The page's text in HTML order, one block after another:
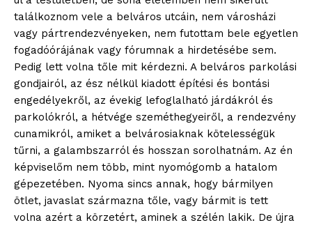
találkoznom vele a belváros utcáin, nem városházi
vagy pártrendezvényeken, nem futottam bele egyetlen
fogadóórájának vagy fórumnak a hirdetésébe sem.
Pedig lett volna tőle mit kérdezni. A belváros parkolási
gondjairól, az ész nélkül kiadott építési és bontási
engedélyekről, az évekig lefoglalható járdákról és
parkolókról, a hétvége szeméthegyeiről, a rendezvény
cunamikról, amiket a belvárosiaknak kötelességük
tűrni, a galambszarról és hosszan sorolhatnám. Az én
képviselőm nem több, mint nyomógomb a hatalom
gépezetében. Nyoma sincs annak, hogy bármilyen
ötlet, javaslat származna tőle, vagy bármit is tett
volna azért a körzetért, aminek a szélén lakik. De újra